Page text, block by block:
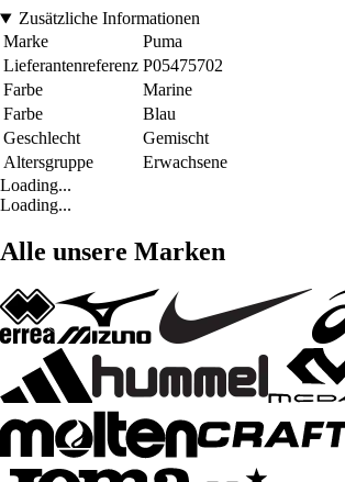
Zusätzliche Informationen
Marke
Puma
Lieferantenreferenz P05475702
Farbe
Marine
Farbe
Blau
Geschlecht
Gemischt
Altersgruppe
Erwachsene
Loading...
Loading...
Alle unsere Marken